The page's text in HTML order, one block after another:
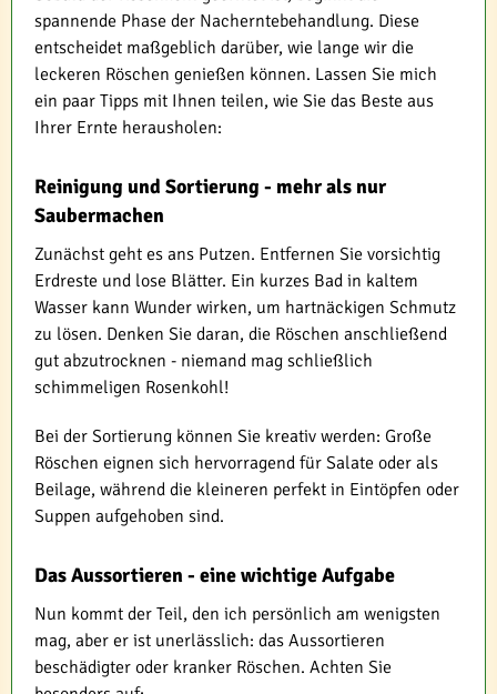
spannende Phase der Nacherntebehandlung. Diese
entscheidet maßgeblich darüber, wie lange wir die
leckeren Röschen genießen können. Lassen Sie mich
ein paar Tipps mit Ihnen teilen, wie Sie das Beste aus
Ihrer Ernte herausholen:
Reinigung und Sortierung - mehr als nur
Saubermachen
Zunächst geht es ans Putzen. Entfernen Sie vorsichtig
Erdreste und lose Blätter. Ein kurzes Bad in kaltem
Wasser kann Wunder wirken, um hartnäckigen Schmutz
zu lösen. Denken Sie daran, die Röschen anschließend
gut abzutrocknen - niemand mag schließlich
schimmeligen Rosenkohl!
Bei der Sortierung können Sie kreativ werden: Große
Röschen eignen sich hervorragend für Salate oder als
Beilage, während die kleineren perfekt in Eintöpfen oder
Suppen aufgehoben sind.
Das Aussortieren - eine wichtige Aufgabe
Nun kommt der Teil, den ich persönlich am wenigsten
mag, aber er ist unerlässlich: das Aussortieren
beschädigter oder kranker Röschen. Achten Sie